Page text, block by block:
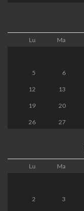
Lu Ma
5 6
12 13
19 20
26 27
Lu Ma
2 3